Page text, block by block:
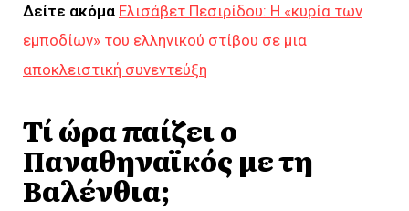
Δείτε ακόμα Ελισάβετ Πεσιρίδου: Η «κυρία των
εμποδίων» του ελληνικού στίβου σε μια
αποκλειστική συνεντεύξη
Τί ώρα παίζει ο
Παναθηναϊκός με τη
Βαλένθια;